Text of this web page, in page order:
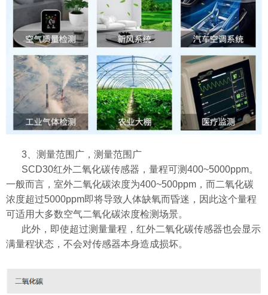
3、测量范围广，测量范围广
SCD30红外二氧化碳传感器，量程可测400~5000ppm。
一般而言，室外二氧化碳浓度为400~500ppm，而二氧化碳
浓度超过5000ppm即将导致人体缺氧而昏迷，因此这个量程
可适用大多数空气二氧化碳浓度检测场景。
此外，即使超过测量量程，红外二氧化碳传感器也会显示
满量程状态，不会对传感器本身造成损坏。